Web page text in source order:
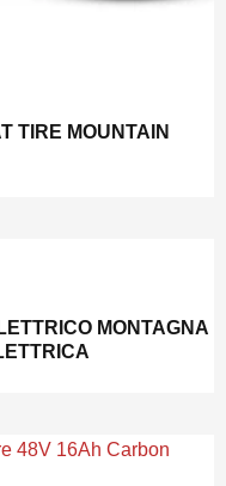
TIRE MOUNTAIN
MONTAGNA